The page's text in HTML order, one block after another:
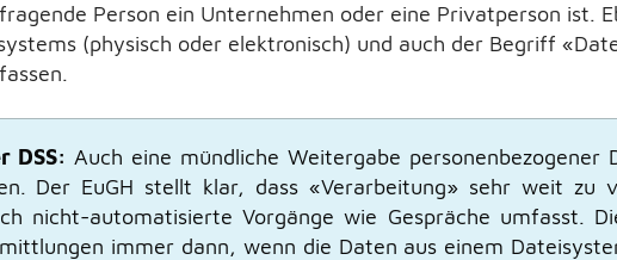
Person ein Unternehmen oder eine Privatperson ist.
(physisch oder elektronisch) und auch der Begriff
DSS: Auch eine mündliche Weitergabe personenbezogener
Der EuGH stellt klar, dass «Verarbeitung» sehr weit zu
nicht-automatisierte Vorgänge wie Gespräche umfasst.
immer dann, wenn die Daten aus einem